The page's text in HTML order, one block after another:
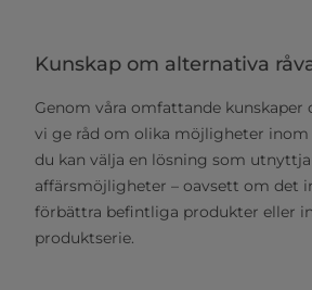
Kunskap om alternativa
Genom våra omfattande kunskaper
vi ge råd om olika möjligheter inom
du kan välja en lösning som
affärsmöjligheter – oavsett om det
förbättra befintliga produkter eller
produktserie.